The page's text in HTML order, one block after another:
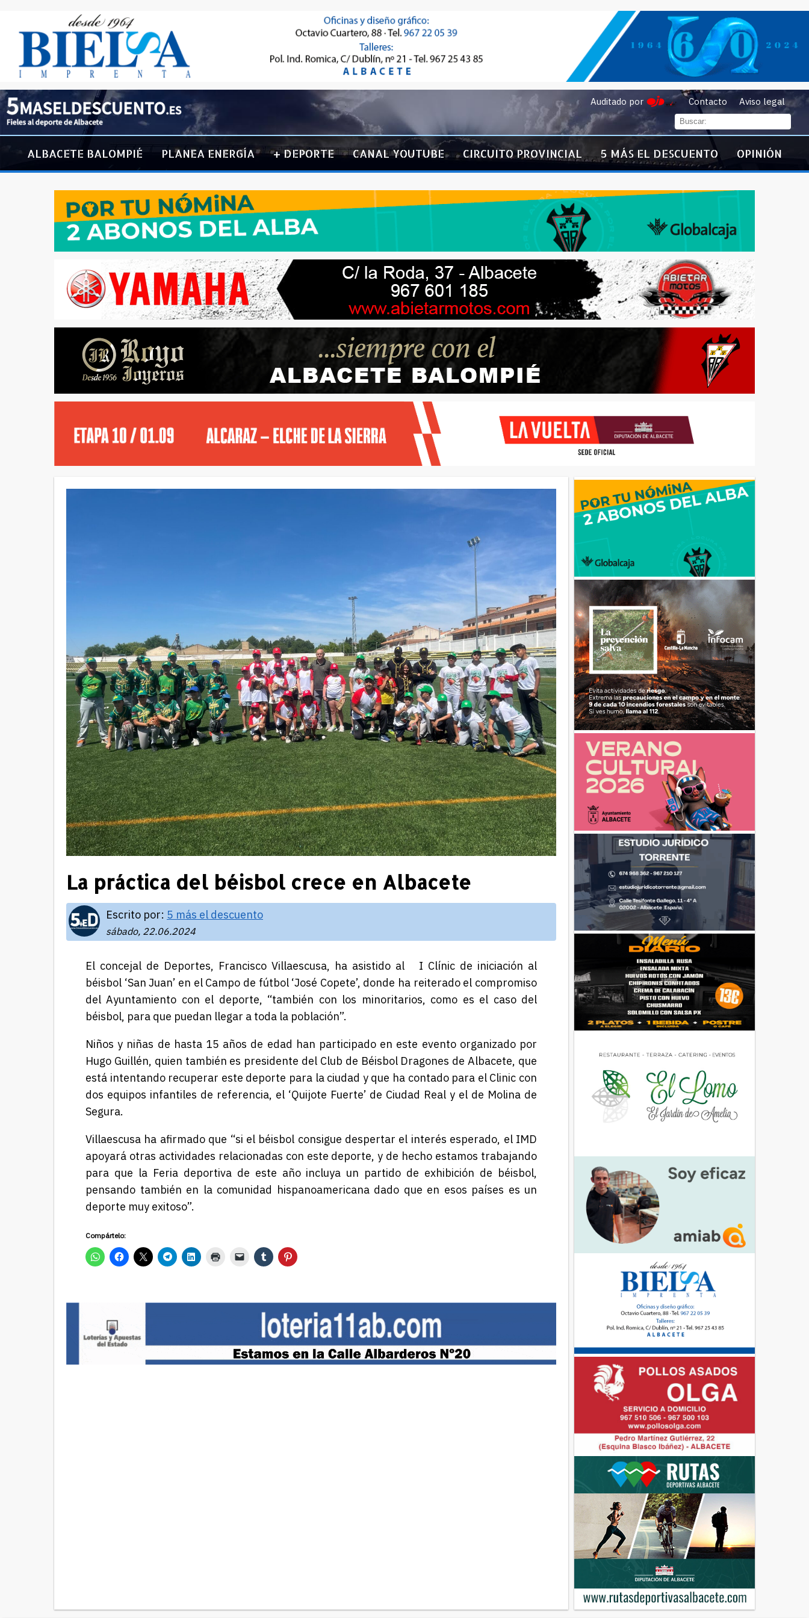
Auditado por Contacto Aviso legal
ALBACETE BALOMPIÉ PLANEA ENERGÍA + DEPORTE CANAL YOUTUBE CIRCUITO PROVINCIAL 5 MÁS EL DESCUENTO OPINIÓN
La práctica del béisbol crece en Albacete
Escrito por: 5 más el descuento
sábado, 22.06.2024
El concejal de Deportes, Francisco Villaescusa, ha asistido al I Clínic de iniciación al
béisbol ‘San Juan’ en el Campo de fútbol ‘José Copete’, donde ha reiterado el compromiso
del Ayuntamiento con el deporte, “también con los minoritarios, como es el caso del
béisbol, para que puedan llegar a toda la población”.
Niños y niñas de hasta 15 años de edad han participado en este evento organizado por
Hugo Guillén, quien también es presidente del Club de Béisbol Dragones de Albacete, que
está intentando recuperar este deporte para la ciudad y que ha contado para el Clinic con
dos equipos infantiles de referencia, el ‘Quijote Fuerte’ de Ciudad Real y el de Molina de
Segura.
Villaescusa ha afirmado que “si el béisbol consigue despertar el interés esperado, el IMD
apoyará otras actividades relacionadas con este deporte, y de hecho estamos trabajando
para que la Feria deportiva de este año incluya un partido de exhibición de béisbol,
pensando también en la comunidad hispanoamericana dado que en esos países es un
deporte muy exitoso”.
Compártelo: